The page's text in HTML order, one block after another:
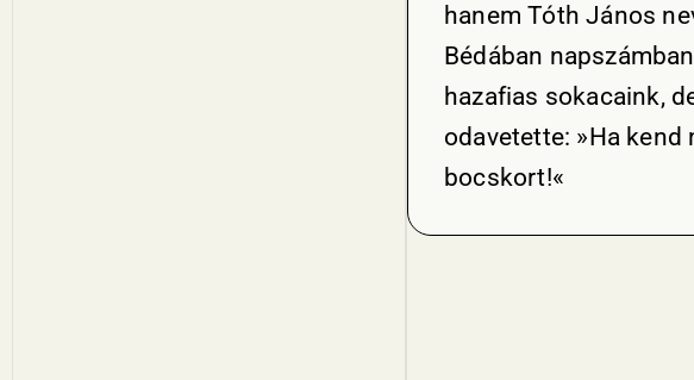
hanem Tóth János
Bédában
hazafias sokacaink,
odavetette: »Ha kend
bocskort!«